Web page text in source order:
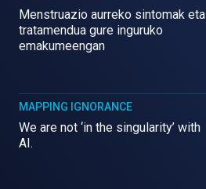
Menstruazio aurreko sintomak eta
tratamendua gure inguruko
emakumeengan
MAPPING IGNORANCE
We are not ‘in the singularity’ with
AI.